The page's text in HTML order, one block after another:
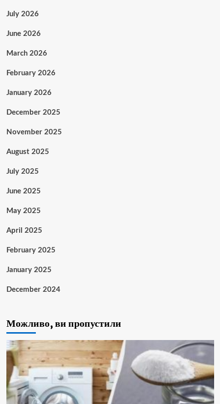
July 2026
June 2026
March 2026
February 2026
January 2026
December 2025
November 2025
August 2025
July 2025
June 2025
May 2025
April 2025
February 2025
January 2025
December 2024
Можливо, ви пропустили